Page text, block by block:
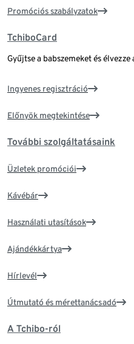
Promóciós szabályzatok
TchiboCard
Gyűjtse a babszemeket és
Ingyenes regisztráció
Előnyök megtekintése
További szolgáltatásaink
Üzletek promóciói
Kávébár
Használati utasítások
Ajándékkártya
Hírlevél
Útmutató és mérettanácsadó
A Tchibo-ról